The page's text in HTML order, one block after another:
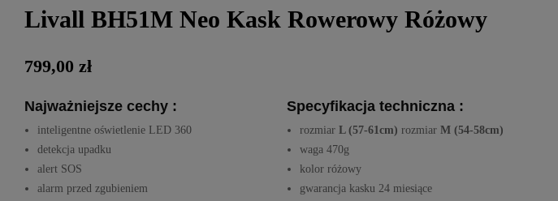
Livall BH51M Neo Kask Rowerowy Różowy
799,00 zł
Najważniejsze cechy :
inteligentne oświetlenie LED 360
detekcja upadku
alert SOS
alarm przed zgubieniem
Specyfikacja techniczna :
rozmiar L (57-61cm) rozmiar M (54-58cm)
waga 470g
kolor różowy
gwarancja kasku 24 miesiące